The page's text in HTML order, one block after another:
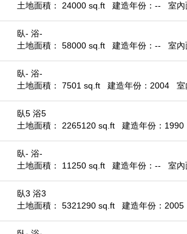
土地面積： 24000 sq.ft
建造年份：-- 室
臥- 浴-
土地面積： 58000 sq.ft
建造年份：-- 室
臥- 浴-
土地面積： 7501 sq.ft
建造年份：2004 室
臥5 浴5
土地面積： 2265120 sq.ft
建造年份：1990
臥- 浴-
土地面積： 11250 sq.ft
建造年份：-- 室
臥3 浴3
土地面積： 5321290 sq.ft
建造年份：2005